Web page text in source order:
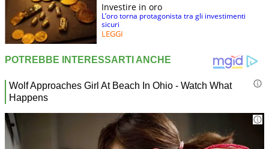
Investire in oro
L’oro torna protagonista tra gli investimenti
sicuri
LEGGI